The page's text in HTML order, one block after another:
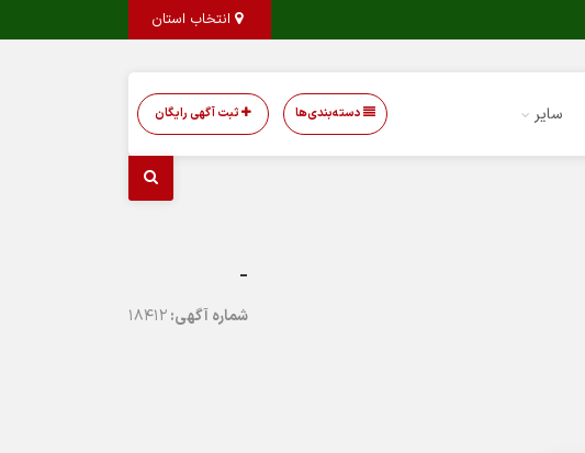
سایر دسته‌بندی‌ها ثبت آگهی رایگان
-
شماره آگهی:18412